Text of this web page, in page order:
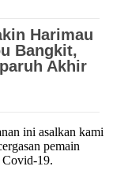
ini asalkan kami
pemain
Covid-19.